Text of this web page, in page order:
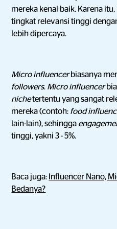
mereka kenal baik. Karena
tingkat relevansi tinggi
lebih dipercaya.
Micro influencerbiasanya
followers. Micro influencer
nichetertentu yang sangat
mereka (contoh: food
lain-lain), sehingga
tinggi, yakni 3 - 5%.
Baca juga: Influencer Nano,
Bedanya?